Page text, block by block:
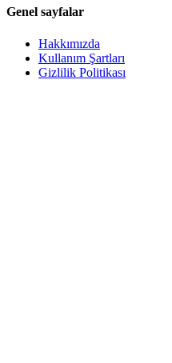
Genel sayfalar
Hakkımızda
Kullanım Şartları
Gizlilik Politikası